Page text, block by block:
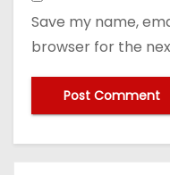
Save my name,
browser for the